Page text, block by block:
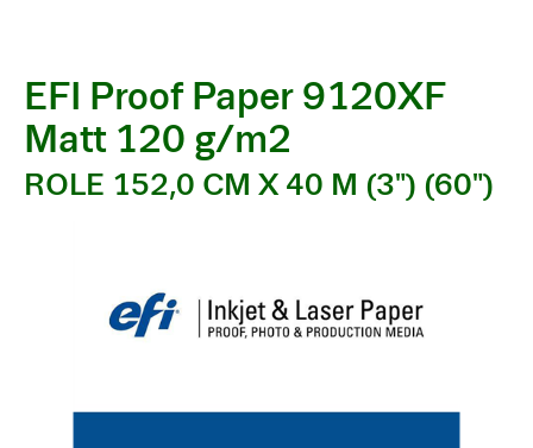
EFI Proof Paper 9120XF
Matt 120 g/m2
ROLE 152,0 CM X 40 M (3") (60")